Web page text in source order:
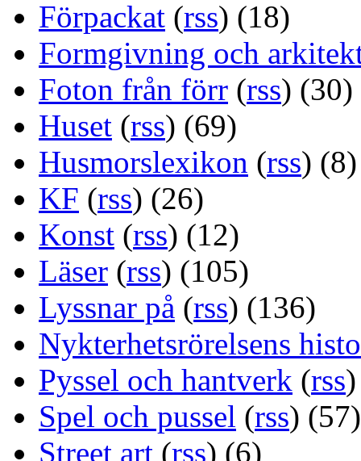
Förpackat (rss) (18)
Formgivning och
Foton från förr (rss) (30)
Huset (rss) (69)
Husmorslexikon (rss) (8)
KF (rss) (26)
Konst (rss) (12)
Läser (rss) (105)
Lyssnar på (rss) (136)
Nykterhetsrörelsens
Pyssel och hantverk (rss
Spel och pussel (rss) (57)
Street art (rss) (6)